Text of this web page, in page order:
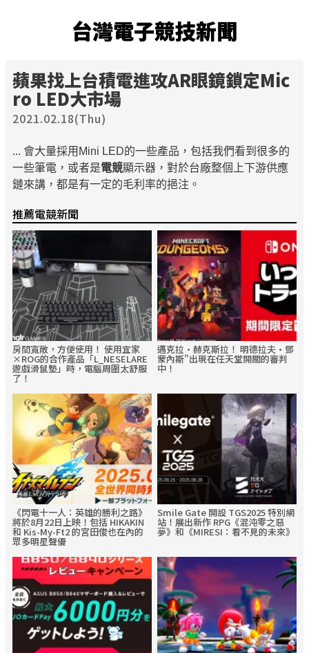
台灣電子競技新聞
蘋果找上台積電進攻AR眼鏡鎖定Mic
ro LED大市場
2021.02.18(Thu)
... 會大量採用Mini LED的一些產品，包括我們看到很多的
一些筆電，或者是電競顯示器，對於台廠整個上下游供應
鏈來講，都是有一定的毛利率的挹注。
推薦電競新聞
房間寬敞，方便使用！ 使用宜家
×ROG的合作產品「L_NESELARE
遊戲滑鼠墊」時，電腦周圍太舒服
了！
邁克拉·赫克斯拉！ 明德拉夫·鄧
蒙內斯"出現在任天堂開關的審判
中！
《閃電十一人：英雄的勝利之路》
將於8月22日上映！包括 HIKAKIN
和 Kis-My-Ft2 的宮田俊也在內的
眾多明星聲優
Smile Gate 開設 TGS2025 特別網
站！展出新作 RPG《混沌零之惡
夢》和《MIRESI：看不見的未來》